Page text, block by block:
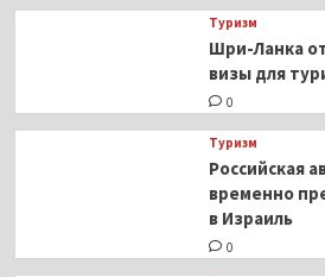
Туризм
Шри-Ланка
визы для
0
Туризм
Российская
временно
в Израиль
0